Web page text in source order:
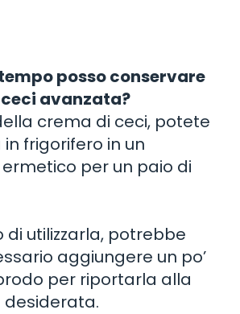
posso conservare
avanzata?
crema di ceci, potete
frigorifero in un
per un paio di
di utilizzarla, potrebbe
aggiungere un po’
per riportarla alla
desiderata.